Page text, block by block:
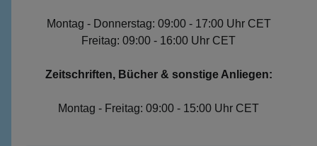
Montag - Donnerstag: 09:00 - 17:00 Uhr CET
Freitag: 09:00 - 16:00 Uhr CET
Zeitschriften, Bücher & sonstige Anliegen:
Montag - Freitag: 09:00 - 15:00 Uhr CET